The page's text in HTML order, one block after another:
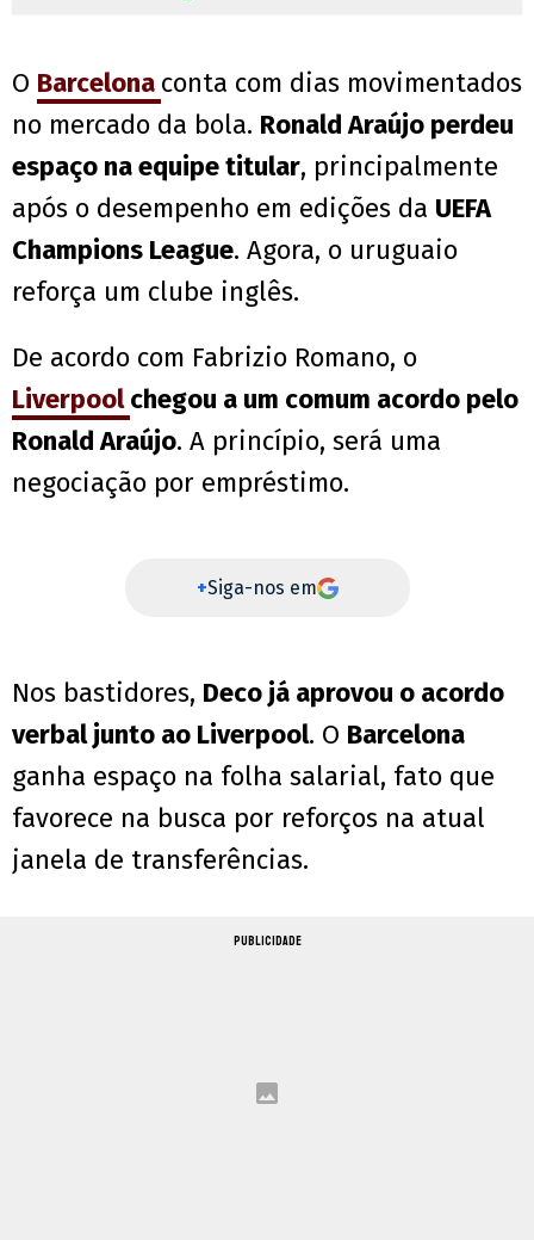
O Barcelona conta com dias movimentados
no mercado da bola. Ronald Araújo perdeu
espaço na equipe titular, principalmente
após o desempenho em edições da UEFA
Champions League. Agora, o uruguaio
reforça um clube inglês.
De acordo com Fabrizio Romano, o
Liverpoolchegou a um comum acordo pelo
Ronald Araújo. A princípio, será uma
negociação por empréstimo.
+Siga-nos em
Nos bastidores, Deco já aprovou o acordo
verbal junto ao Liverpool. O Barcelona
ganha espaço na folha salarial, fato que
favorece na busca por reforços na atual
janela de transferências.
PUBLICIDADE